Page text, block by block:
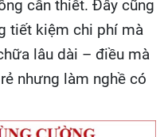
cần thiết. Đây cũng
tiết kiệm chi phí mà
lâu dài – điều mà
nhưng làm nghề có